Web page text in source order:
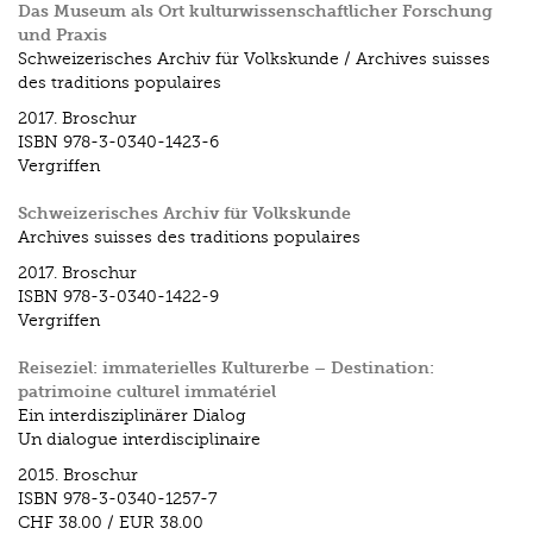
Das Museum als Ort kulturwissenschaftlicher Forschung
und Praxis
Schweizerisches Archiv für Volkskunde / Archives suisses
des traditions populaires
2017. Broschur
ISBN 978-3-0340-1423-6
Vergriffen
Schweizerisches Archiv für Volkskunde
Archives suisses des traditions populaires
2017. Broschur
ISBN 978-3-0340-1422-9
Vergriffen
Reiseziel: immaterielles Kulturerbe – Destination:
patrimoine culturel immatériel
Ein interdisziplinärer Dialog
Un dialogue interdisciplinaire
2015. Broschur
ISBN 978-3-0340-1257-7
CHF 38.00 / EUR 38.00